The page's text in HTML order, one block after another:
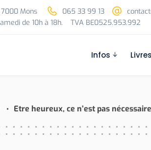
7000 Mons 065 33 99 13
de 10h à 18h.
TVA BE0525.953.992
Infos Livres
Etre heureux, ce n’est pas